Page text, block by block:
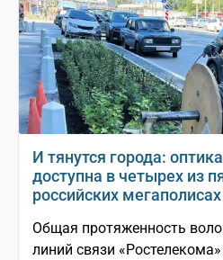
И тянутся города:
доступна в четырех из
российских мегаполисах
Общая протяженность
линий связи